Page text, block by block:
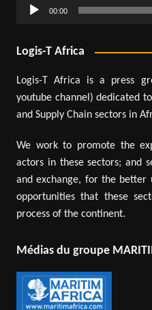
00:00
Logis-T Africa
Logis-T Africa is a press
youtube channel) dedicated
and Supply Chain sectors in
We work to promote the
actors in these sectors; and
and exchange, for the better
opportunities that these
process of the continent.
Médias du groupe